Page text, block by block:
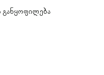
განყოფილება